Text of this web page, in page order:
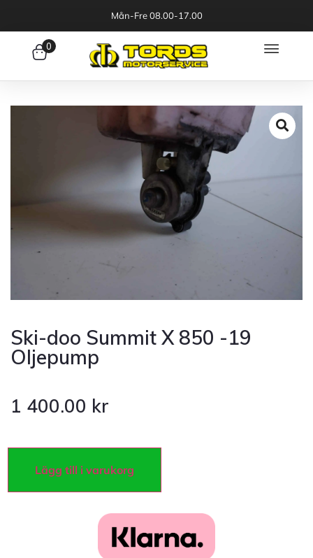
Mån-Fre 08.00-17.00
0
Ski-doo Summit X 850 -19
Oljepump
1 400.00 kr
Lägg till i varukorg